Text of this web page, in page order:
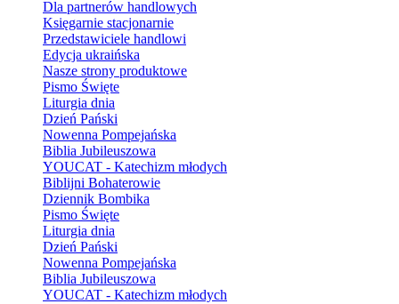
Dla partnerów handlowych
Księgarnie stacjonarnie
Przedstawiciele handlowi
Edycja ukraińska
Nasze strony produktowe
Pismo Święte
Liturgia dnia
Dzień Pański
Nowenna Pompejańska
Biblia Jubileuszowa
YOUCAT - Katechizm młodych
Biblijni Bohaterowie
Dziennik Bombika
Pismo Święte
Liturgia dnia
Dzień Pański
Nowenna Pompejańska
Biblia Jubileuszowa
YOUCAT - Katechizm młodych